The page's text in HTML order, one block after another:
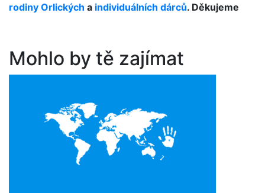
rodiny Orlických a individuálních dárců. Děkujeme
Mohlo by tě zajímat